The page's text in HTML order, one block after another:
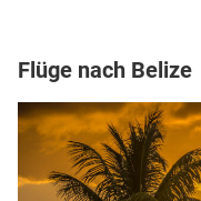
Flüge nach Belize